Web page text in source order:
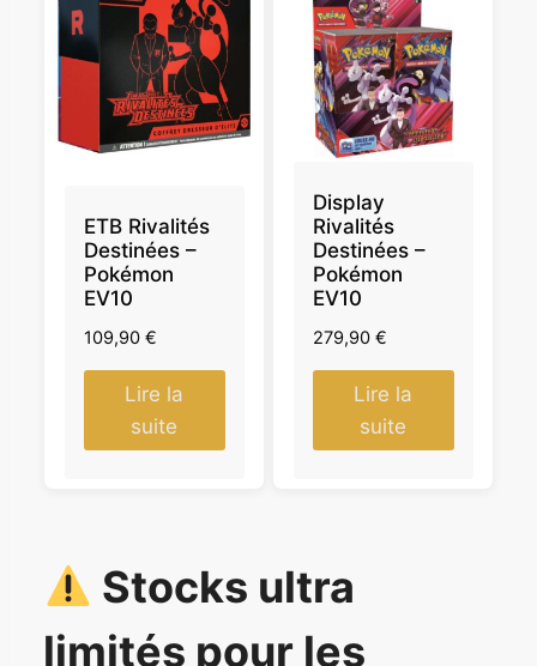
ETB Rivalités
Destinées –
Pokémon
EV10
109,90 €
Lire la
suite
Display
Rivalités
Destinées –
Pokémon
EV10
279,90 €
Lire la
suite
Stocks ultra
limités pour les